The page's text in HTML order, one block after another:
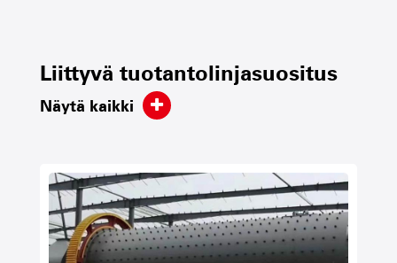
Liittyvä tuotantolinjasuositus
Näytä kaikki